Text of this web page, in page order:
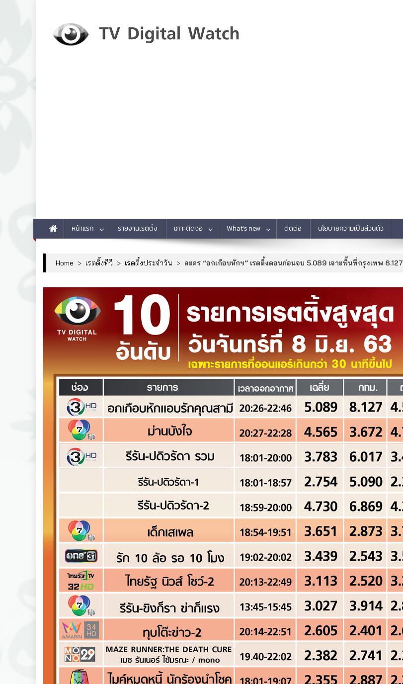
หน้าแรก รายงานเรตติ้ง เกาะติดจอ What’s new ติดต่อ นโยบายความเป็นส่วนตัว
Home > เรตติ้งทีวี > เรตติ้งประจำวัน > ละคร “อกเกือบหักฯ” เรตติ้งตอนก่อนจบ 5.089 เจาะพื้นที่กรุงเทพ 8.127